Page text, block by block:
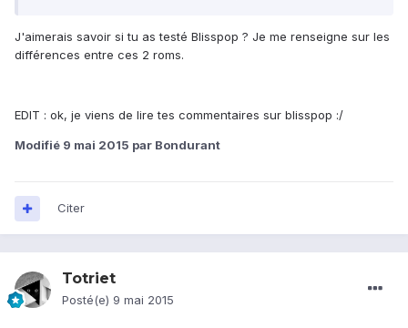
J'aimerais savoir si tu as testé Blisspop ? Je me renseigne sur les
différences entre ces 2 roms.
EDIT : ok, je viens de lire tes commentaires sur blisspop :/
Modifié 9 mai 2015 par Bondurant
Citer
Totriet
Posté(e) 9 mai 2015